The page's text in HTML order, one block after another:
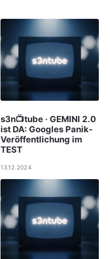
s3n📺tube · GEMINI 2.0
ist DA: Googles Panik-
Veröffentlichung im
TEST
13.12.2024